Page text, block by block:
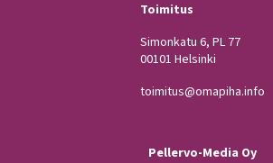
Toimitus
Simonkatu 6, PL 77
00101 Helsinki
toimitus@omapiha.info
Pellervo-Media Oy